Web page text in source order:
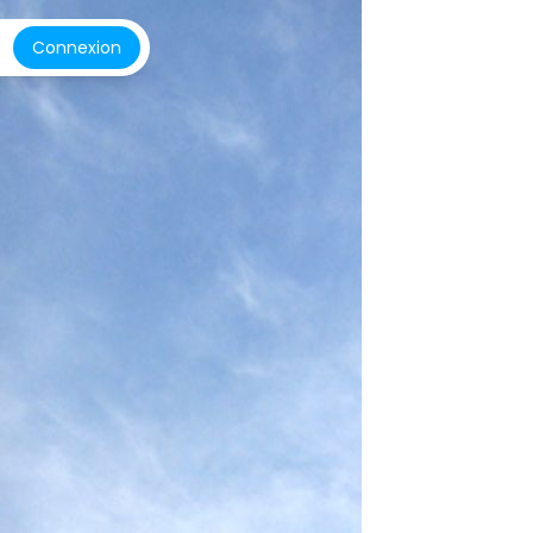
Connexion